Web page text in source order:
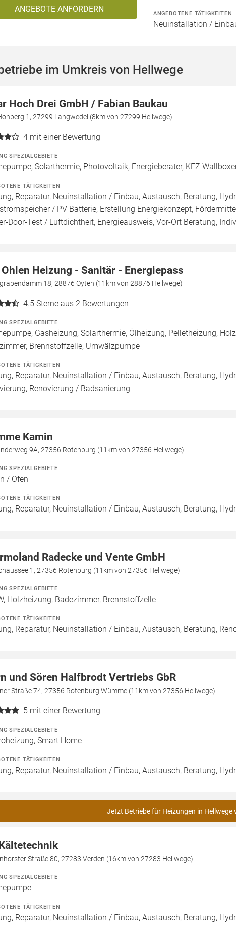
ANGEBOTE ANFORDERN ANGEBOTENE TÄTIGKEITEN
Neuinstallation /
im Umkreis von Hellwege
Hoch Drei GmbH / Fabian Baukau
1, 27299 Langwedel (8km von 27299 Hellwege)
4 mit einer Bewertung
SPEZIALGEBIETE
Solarthermie, Photovoltaik, Energieberater, KFZ
TÄTIGKEITEN
Reparatur, Neuinstallation / Einbau, Austausch, Beratung,
/ PV Batterie, Erstellung Energiekonzept,
Door-Test / Luftdichtheit, Energieausweis, Vor-Ort Beratung,
Heizung - Sanitär - Energiepass
18, 28876 Oyten (11km von 28876 Hellwege)
4.5 Sterne aus 2 Bewertungen
SPEZIALGEBIETE
Gasheizung, Solarthermie, Ölheizung, Pelletheizung,
Brennstoffzelle, Umwälzpumpe
TÄTIGKEITEN
Reparatur, Neuinstallation / Einbau, Austausch, Beratung,
Renovierung / Badsanierung
Kamin
9A, 27356 Rotenburg (11km von 27356 Hellwege)
SPEZIALGEBIETE
/ Ofen
TÄTIGKEITEN
Reparatur, Neuinstallation / Einbau, Austausch, Beratung,
Radecke und Vente GmbH
1, 27356 Rotenburg (11km von 27356 Hellwege)
SPEZIALGEBIETE
Holzheizung, Badezimmer, Brennstoffzelle
TÄTIGKEITEN
Reparatur, Neuinstallation / Einbau, Austausch, Beratung,
und Sören Halfbrodt Vertriebs GbR
Straße 74, 27356 Rotenburg Wümme (11km von 27356 Hellwege)
5 mit einer Bewertung
SPEZIALGEBIETE
Smart Home
TÄTIGKEITEN
Reparatur, Neuinstallation / Einbau, Austausch, Beratung,
Jetzt Betriebe für Heizungen in Hellwege
Straße 80, 27283 Verden (16km von 27283 Hellwege)
SPEZIALGEBIETE
TÄTIGKEITEN
Reparatur, Neuinstallation / Einbau, Austausch, Beratung,